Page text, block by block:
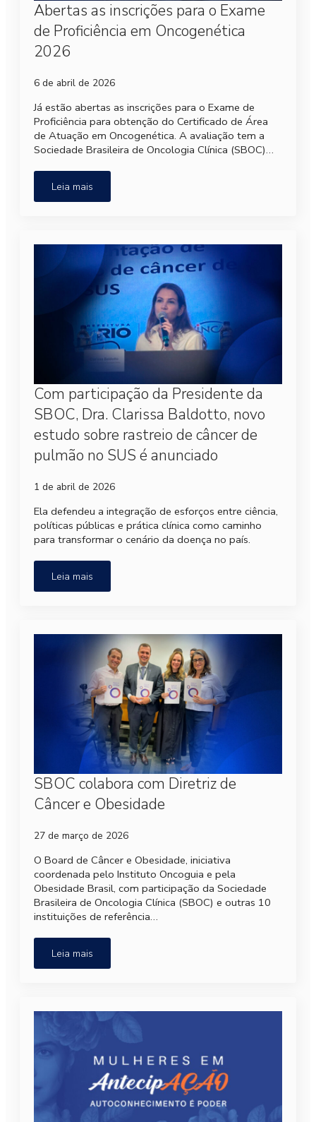
Abertas as inscrições para o Exame
de Proficiência em Oncogenética
2026
6 de abril de 2026
Já estão abertas as inscrições para o Exame de
Proficiência para obtenção do Certificado de Área
de Atuação em Oncogenética. A avaliação tem a
Sociedade Brasileira de Oncologia Clínica (SBOC)…
Leia mais
Com participação da Presidente da
SBOC, Dra. Clarissa Baldotto, novo
estudo sobre rastreio de câncer de
pulmão no SUS é anunciado
1 de abril de 2026
Ela defendeu a integração de esforços entre ciência,
políticas públicas e prática clínica como caminho
para transformar o cenário da doença no país.
Leia mais
SBOC colabora com Diretriz de
Câncer e Obesidade
27 de março de 2026
O Board de Câncer e Obesidade, iniciativa
coordenada pelo Instituto Oncoguia e pela
Obesidade Brasil, com participação da Sociedade
Brasileira de Oncologia Clínica (SBOC) e outras 10
instituições de referência…
Leia mais